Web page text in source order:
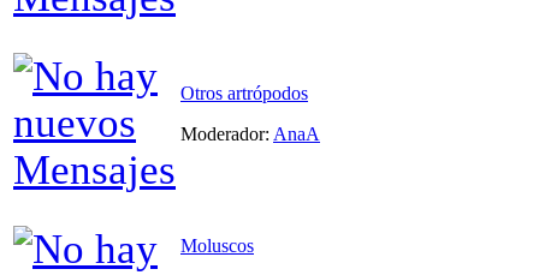
Otros artrópodos
Moderador: AnaA
Moluscos